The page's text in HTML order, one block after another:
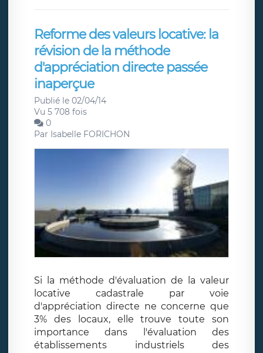
Reforme des valeurs locative: la
révision de la méthode
d'appréciation directe passée
inaperçue
Publié le 02/04/14
Vu 5 708 fois
0
Par Isabelle FORICHON
Si la méthode d'évaluation de la valeur
locative cadastrale par voie
d'appréciation directe ne concerne que
3% des locaux, elle trouve toute son
importance dans l'évaluation des
établissements industriels des